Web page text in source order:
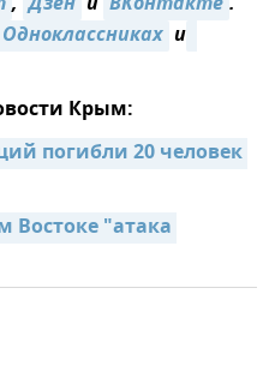
Одноклассниках и
Крым:
погибли 20 человек
"атака